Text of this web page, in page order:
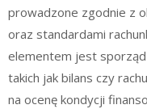
prowadzone zgodnie z
oraz standardami
elementem jest
takich jak bilans czy
na ocenę kondycji